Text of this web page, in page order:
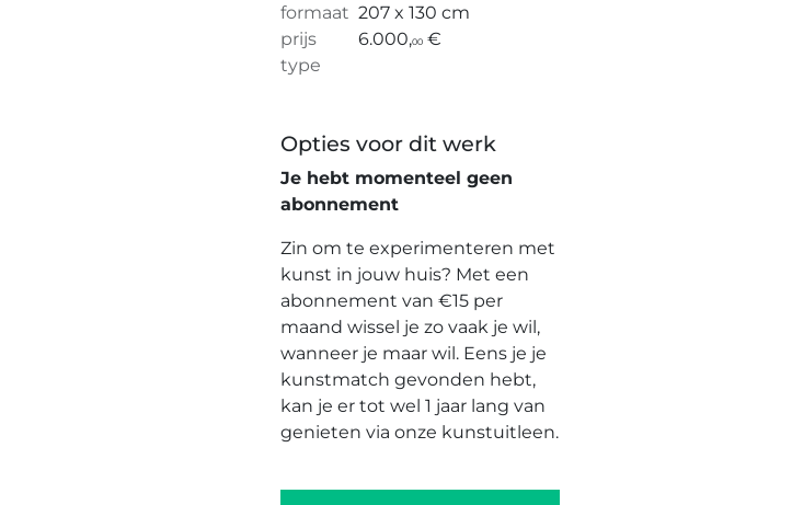
formaat 207 x 130 cm
prijs
6.000,00 €
type
Opties voor dit werk
Je hebt momenteel geen
abonnement
Zin om te experimenteren met
kunst in jouw huis? Met een
abonnement van €15 per
maand wissel je zo vaak je wil,
wanneer je maar wil. Eens je je
kunstmatch gevonden hebt,
kan je er tot wel 1 jaar lang van
genieten via onze kunstuitleen.